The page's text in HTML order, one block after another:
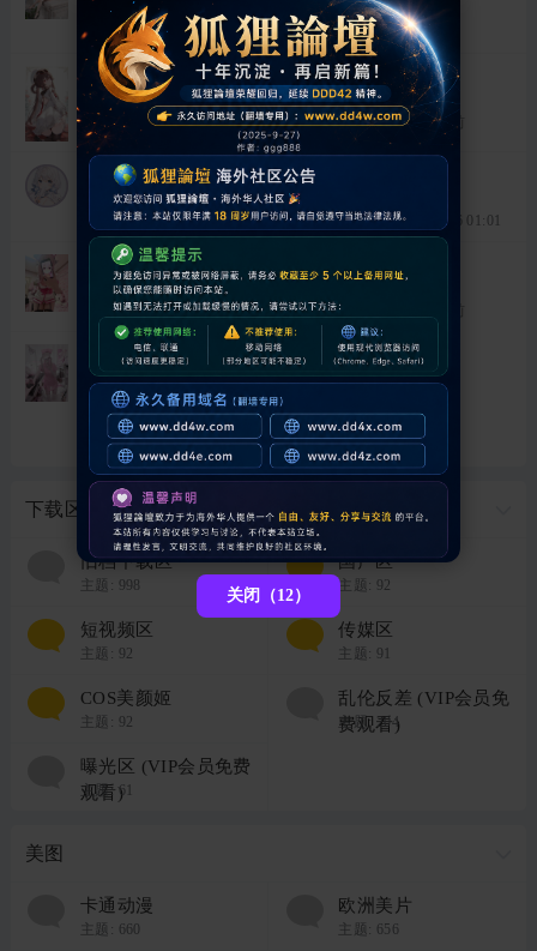
主题:
366
最后发表:半小时前
主题:344
最后发表:3 天前
日韩电影
主题:365
最后发表:半小时前
自拍电影
主题:817
最后发表:半小时前
直播短片
主题:342
最后发表: 半小时前
最后发表: 2026-6-6 01:01
主播电影
主题:345
最后发表:半小时前
最后发表:
制服丝袜
主题:373
最后发表:半小时前
下载区
旧档下载区
主题: 998
国产区
主题: 92
短视频区
主题: 92
传媒区
主题: 91
COS美颜姬
主题: 92
乱伦反差 (VIP会员免
费观看)
主题:204
曝光区 (VIP会员免费
观看)
主题: 61
美图
卡通动漫
主题: 660
欧洲美片
主题: 656
关闭（12）